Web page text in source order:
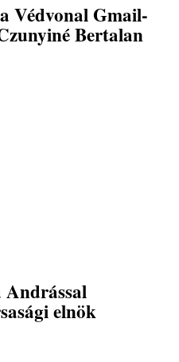
Védvonal Gmail-
Bertalan
elnök